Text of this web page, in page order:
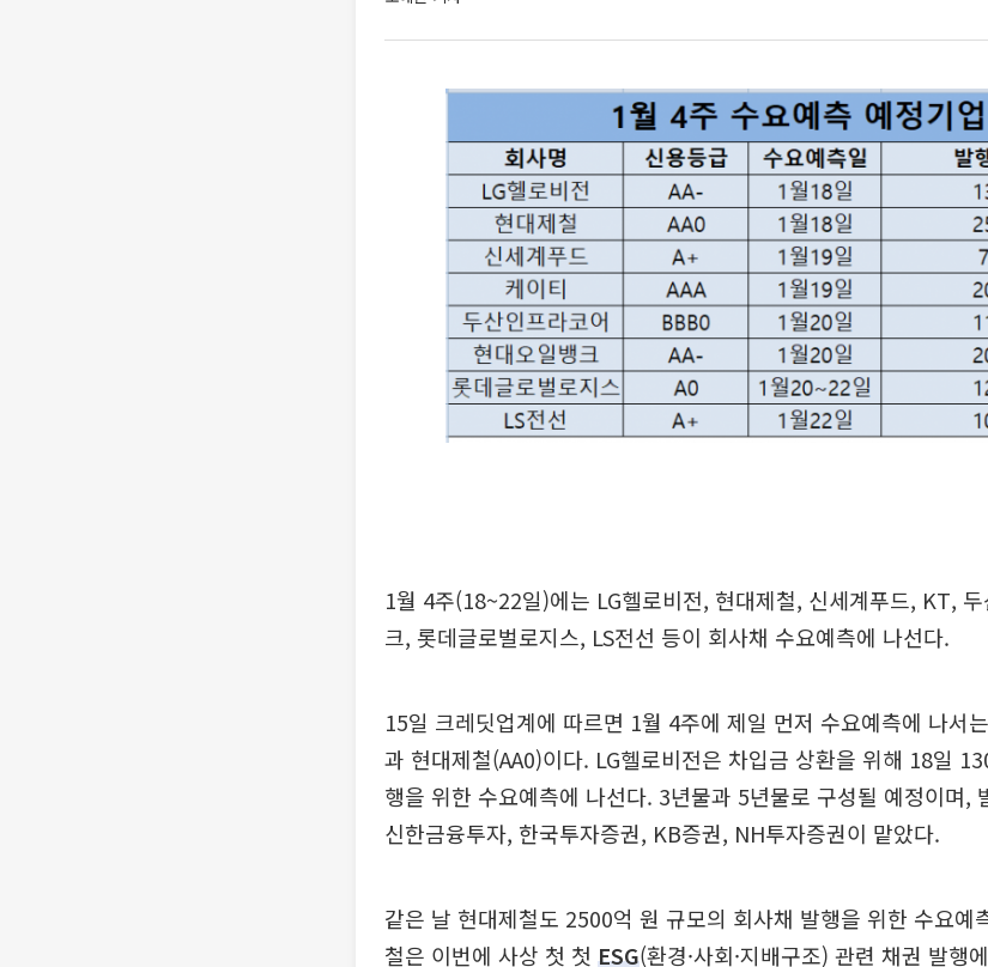
1월 4주(18~22일)에는 LG헬로비전, 현대제철, 신세계푸드, KT,
크, 롯데글로벌로지스, LS전선 등이 회사채 수요예측에 나선다.
15일 크레딧업계에 따르면 1월 4주에 제일 먼저 수요예측에 나서
과 현대제철(AA0)이다. LG헬로비전은 차입금 상환을 위해 18일
행을 위한 수요예측에 나선다. 3년물과 5년물로 구성될 예정이며,
신한금융투자, 한국투자증권, KB증권, NH투자증권이 맡았다.
같은 날 현대제철도 2500억 원 규모의 회사채 발행을 위한 수요예
철은 이번에 사상 첫 첫 ESG(환경·사회·지배구조) 관련 채권 발행